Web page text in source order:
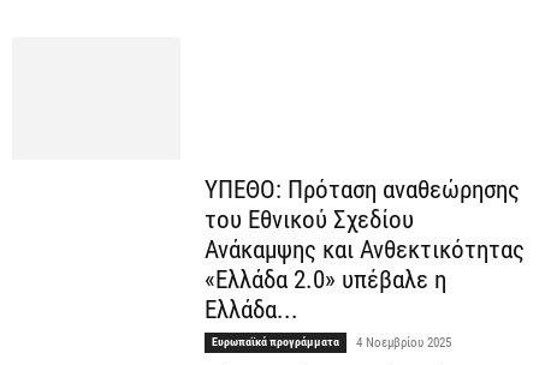
ΥΠΕΘΟ: Πρόταση αναθεώρησης
του Εθνικού Σχεδίου
Ανάκαμψης και Ανθεκτικότητας
«Ελλάδα 2.0» υπέβαλε η
Ελλάδα...
Ευρωπαϊκά προγράμματα 4 Νοεμβρίου 2025